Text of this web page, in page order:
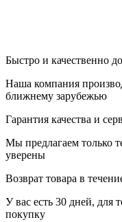
Быстро и качественно
Наша компания
ближнему зарубежью
Гарантия качества и
Мы предлагаем только
уверены
Возврат товара в
У вас есть 30 дней, для
покупку